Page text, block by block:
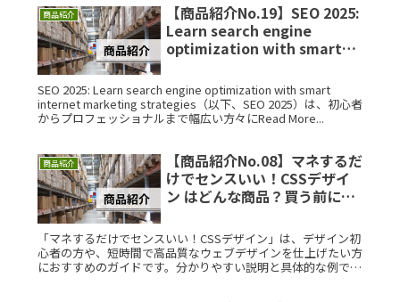
商品紹介
【商品紹介No.19】SEO 2025:
Learn search engine
optimization with smart
strategiesはどんな商品？買
う前にチェック！
SEO 2025: Learn search engine optimization with smart
internet marketing strategies（以下、SEO 2025）は、初心者
からプロフェッショナルまで幅広い方々にRead More...
商品紹介
【商品紹介No.08】マネするだ
けでセンスいい！CSSデザイ
ン はどんな商品？買う前にチ
「マネするだけでセンスいい！CSSデザイン」は、デザイン初
心者の方や、短時間で高品質なウェブデザインを仕上げたい方
におすすめのガイドです。分かりやすい説明と具体的な例で、